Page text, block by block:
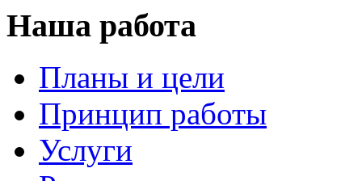
Наша работа
Планы и цели
Принцип работы
Услуги